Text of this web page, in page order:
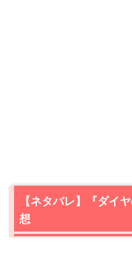
【ネタバレ】『ダイ
想